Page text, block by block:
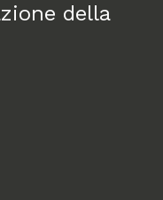
della